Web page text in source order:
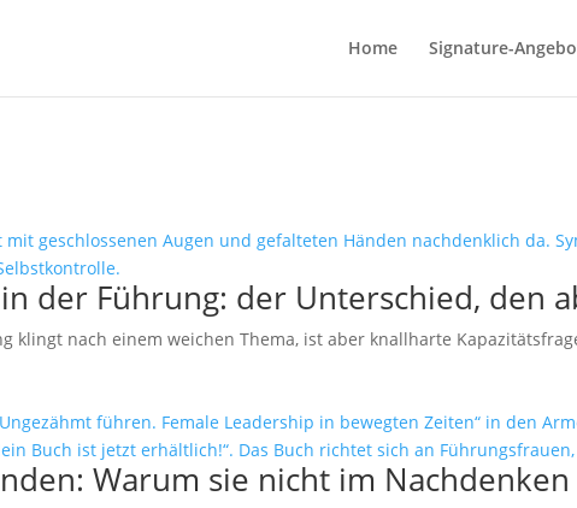
Home Signature-
der Führung: der Unterschied, den
klingt nach einem weichen Thema, ist aber knallharte
Warum sie nicht im